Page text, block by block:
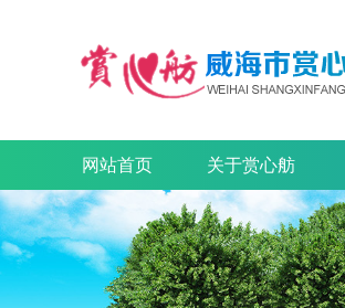
网站首页 关于赏心舫